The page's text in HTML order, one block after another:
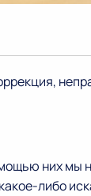
них мы
либо